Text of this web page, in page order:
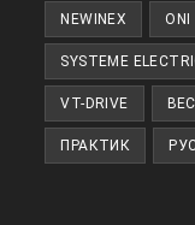
NEWINEX ONI
SYSTEME
VT-DRIVE
ПРАКТИК